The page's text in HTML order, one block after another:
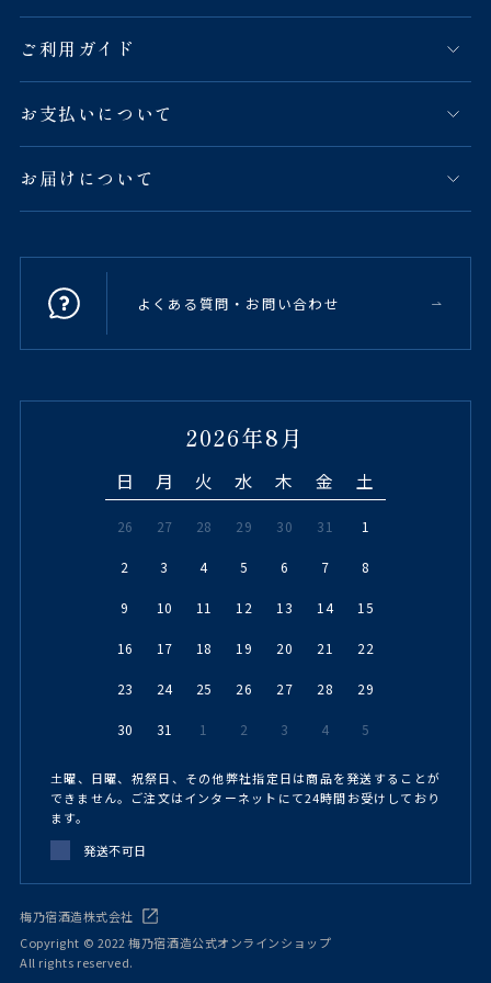
ご利用ガイド
お支払いについて
お届けについて
よくある質問・お問い合わせ
2026年8月
日 月 火 水 木 金 土
26 27 28 29 30 31 1
2 3 4 5 6 7 8
9 10 11 12 13 14 15
16 17 18 19 20 21 22
23 24 25 26 27 28 29
30 31 1 2 3 4 5
土曜、日曜、祝祭日、その他弊社指定日は商品を発送することが
できません。ご注文はインターネットにて24時間お受けしており
ます。
発送不可日
梅乃宿酒造株式会社
Copyright © 2022 梅乃宿酒造公式オンラインショップ
All rights reserved.